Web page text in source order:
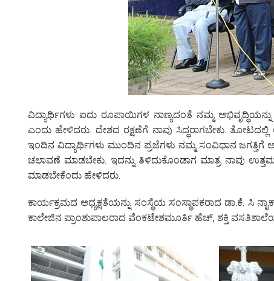
ವಿದ್ಯಾರ್ಥಿಗಳು ಐದು ರೂಪಾಯಿಗಳ ನಾಣ್ಯದಂತೆ ನಮ್ಮ ಅಭಿವೃದ್ಧಿಯನ್ನು
ಎಂದು ಹೇಳಿದರು. ದೇಶದ ರಕ್ಷಣೆಗೆ ನಾವು ಸಿದ್ಧರಾಗಬೇಕು.
ಇಂದಿನ ವಿದ್ಯಾರ್ಥಿಗಳು ಮುಂದಿನ ಪ್ರಜೆಗಳು ನಮ್ಮ ಸಂವಿಧಾನ ಜಗತ್ತಿಗೆ
ಚಲಾವಣೆ ಮಾಡಬೇಕು. ಇದನ್ನು ತಿಳಿದುಕೊಂಡಾಗ ಮಾತ್ರ ನಾವು
ಮಾಡಬೇಕೆಂದು ಹೇಳಿದರು.
ಕಾರ್ಯಕ್ರಮದ ಅಧ್ಯಕ್ಷತೆಯನ್ನು ಸಂಸ್ಥೆಯ ಸಂಸ್ಥಾಪಕರಾದ ಡಾ.ಕೆ. ಸಿ
ಕಾಲೇಜಿನ ಪ್ರಾಂಶುಪಾಲರಾದ ವೆಂಕಟೇಶಮೂರ್ತಿ ಹೆಚ್, ಶಕ್ತಿ